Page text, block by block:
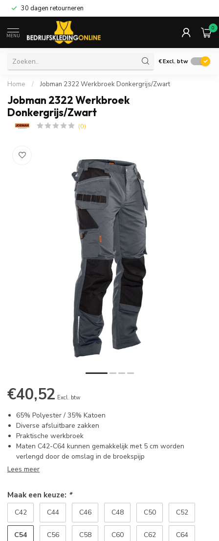
30 dagen retourneren
MENU
0
€Excl. btw
Home / Jobman 2322 Werkbroek Donkergrijs/Zwart
Jobman 2322 Werkbroek
Donkergrijs/Zwart
(0)
€40,52 Excl. btw
65% Polyester / 35% Katoen
Diverse afsluitbare zakken
Praktische werkbroek
Maten C42-C64 kunnen gemakkelijk met 5 cm worden
verlengd door de omslag in de broekspijp
Lees meer
Maak een keuze: *
C42 C44 C46 C48 C50 C52
C54 C56 C58 C60 C62 C64